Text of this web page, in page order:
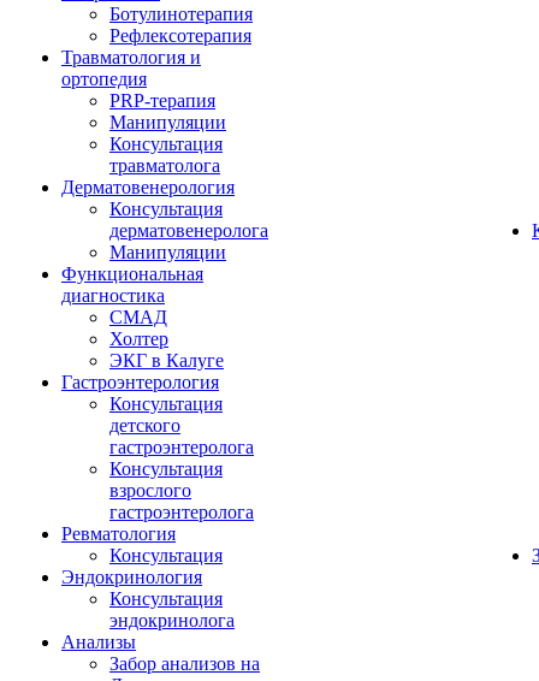
Ботулинотерапия
Рефлексотерапия
Травматология и
ортопедия
PRP-терапия
Манипуляции
Консультация
травматолога
Дерматовенерология
Консультация
дерматовенеролога
Манипуляции
Функциональная
диагностика
СМАД
Холтер
ЭКГ в Калуге
Гастроэнтерология
Консультация
детского
гастроэнтеролога
Консультация
взрослого
гастроэнтеролога
Ревматология
Консультация
Эндокринология
Консультация
эндокринолога
Анализы
Забор анализов на